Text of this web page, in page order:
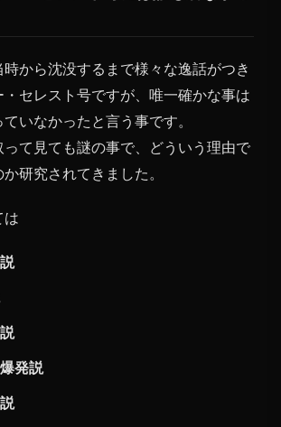
から沈没するまで様々な逸話がつき
・セレスト号ですが、唯一確かな事は
いなかったと言う事です。
って見ても謎の事で、どういう理由で
研究されてきました。
は
発説